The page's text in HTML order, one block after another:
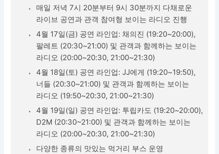
매일 저녁 7시 20분부터 9시 30분까지 다채로운
라이브 공연과 관객 참여형 보이는 라디오 진행
4월 17일(금) 공연 라인업: 채의진 (19:20~20:00),
팔레트 (20:30~21:00) 및 관객과 함께하는 보이는
라디오 (20:00~20:30, 21:00~21:30)
4월 18일(토) 공연 라인업: JJ에게 (19:20~19:50),
너들 (20:30~21:00) 및 관객과 함께하는 보이는
라디오 (19:50~20:30, 21:00~21:30)
4월 19일(일) 공연 라인업: 투립카도 (19:20~20:00),
D2M (20:30~21:00) 및 관객과 함께하는 보이는
라디오 (20:00~20:30, 21:00~21:30)
다양한 종류의 맛있는 먹거리 부스 운영